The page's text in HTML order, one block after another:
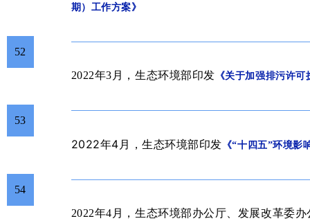
期）工作方案》
52
2022年3月，生态环境部印发 《关于加强排污许
53
2022年4月 ，生态环境部印发 《“十四五”环境
54
2022年4月，生态环境部办公厅、发展改革委